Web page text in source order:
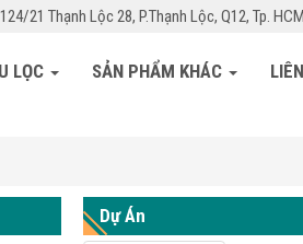
21 Thạnh Lộc 28, P.Thạnh Lộc, Q12, Tp. HCM
LỌC SẢN PHẨM KHÁC
Dự Án